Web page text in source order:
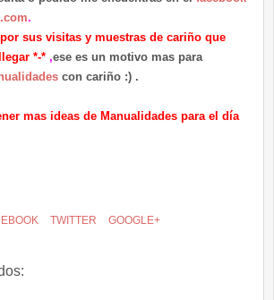
.
sus visitas y muestras de cariño que
*-* ,ese es un motivo mas para
con cariño :) .
mas ideas de Manualidades para el día
TWITTER GOOGLE+